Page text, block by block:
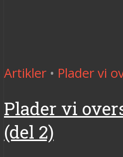
Artikler • Plader vi
Plader vi
(del 2)